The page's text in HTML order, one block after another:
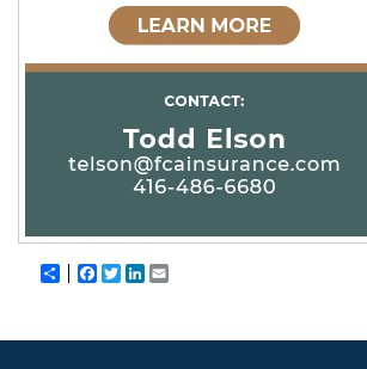
Share Facebook
TwitterLinkedIn